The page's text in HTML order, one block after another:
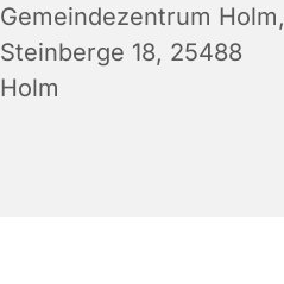
Gemeindezentrum Holm,
Steinberge 18, 25488
Holm